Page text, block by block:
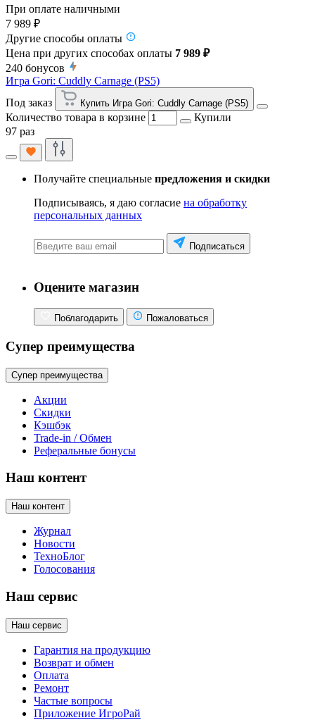
При оплате наличными
7 989 ₽
Другие способы оплаты
Цена при других способах оплаты 7 989 ₽
240 бонусов
Игра Gori: Cuddly Carnage (PS5)
Под заказ
Купить Игра Gori: Cuddly Carnage (PS5)
Количество товара в корзине
Купили
97 раз
Получайте специальные предложения и скидки
Подписываясь, я даю согласие на обработку
персональных данных
Подписаться
Оцените магазин
Поблагодарить Пожаловаться
Супер преимущества
Супер преимущества
Акции
Скидки
Кэшбэк
Trade-in / Обмен
Реферальные бонусы
Наш контент
Наш контент
Журнал
Новости
ТехноБлог
Голосования
Наш сервис
Наш сервис
Гарантия на продукцию
Возврат и обмен
Оплата
Ремонт
Частые вопросы
Приложение ИгроРай